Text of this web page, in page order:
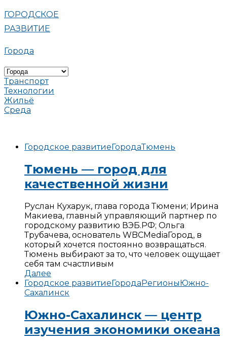
ГОРОДСКОЕ
РАЗВИТИЕ
Города
Транспорт
Технологии
Жильё
Среда
Городское развитиеГородаТюмень
Тюмень — город для
качественной жизни
Руслан Кухарук, глава города Тюмени; Ирина
Макиева, главный управляющий партнер по
городскому развитию ВЭБ.РФ; Ольга
Трубачева, основатель WBCMediaГород, в
который хочется постоянно возвращаться.
Тюмень выбирают за то, что человек ощущает
себя там счастливым
Далее
Городское развитиеГородаРегионыЮжно-
Сахалинск
Южно-Сахалинск — центр
изучения экономики океана